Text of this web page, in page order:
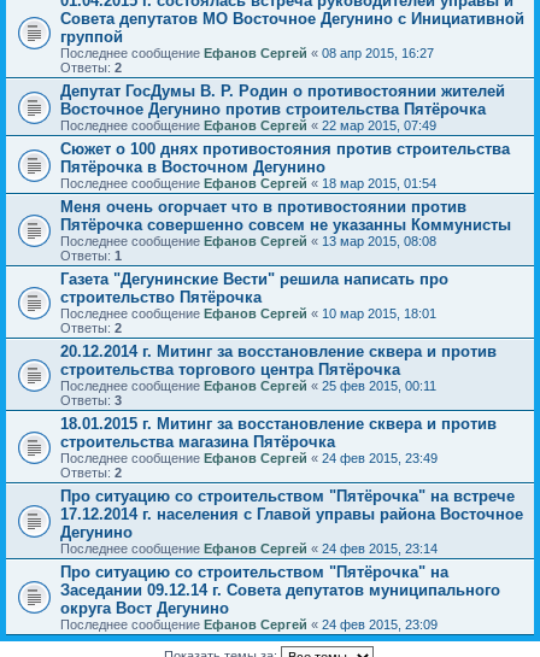
Совета депутатов МО Восточное Дегунино с Инициативной
группой
Последнее сообщение Ефанов Сергей « 08 апр 2015, 16:27
Ответы: 2
Депутат ГосДумы В. Р. Родин о противостоянии жителей
Восточное Дегунино против строительства Пятёрочка
Последнее сообщение Ефанов Сергей « 22 мар 2015, 07:49
Сюжет о 100 днях противостояния против строительства
Пятёрочка в Восточном Дегунино
Последнее сообщение Ефанов Сергей « 18 мар 2015, 01:54
Меня очень огорчает что в противостоянии против
Пятёрочка совершенно совсем не указанны Коммунисты
Последнее сообщение Ефанов Сергей « 13 мар 2015, 08:08
Ответы: 1
Газета "Дегунинские Вести" решила написать про
строительство Пятёрочка
Последнее сообщение Ефанов Сергей « 10 мар 2015, 18:01
Ответы: 2
20.12.2014 г. Митинг за восстановление сквера и против
строительства торгового центра Пятёрочка
Последнее сообщение Ефанов Сергей « 25 фев 2015, 00:11
Ответы: 3
18.01.2015 г. Митинг за восстановление сквера и против
строительства магазина Пятёрочка
Последнее сообщение Ефанов Сергей « 24 фев 2015, 23:49
Ответы: 2
Про ситуацию со строительством "Пятёрочка" на встрече
17.12.2014 г. населения с Главой управы района Восточное
Дегунино
Последнее сообщение Ефанов Сергей « 24 фев 2015, 23:14
Про ситуацию со строительством "Пятёрочка" на
Заседании 09.12.14 г. Совета депутатов муниципального
округа Вост Дегунино
Последнее сообщение Ефанов Сергей « 24 фев 2015, 23:09